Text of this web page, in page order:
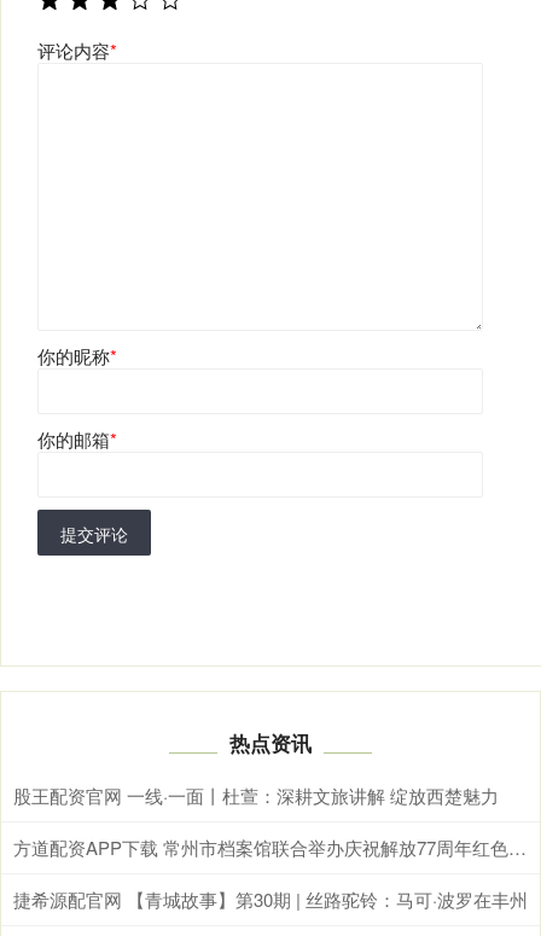
评论内容*
你的昵称*
你的邮箱*
提交评论
热点资讯
股王配资官网 一线·一面丨杜萱：深耕文旅讲解 绽放西楚魅力
方道配资APP下载 常州市档案馆联合举办庆祝解放77周年红色宣讲活动
捷希源配官网 【青城故事】第30期 | 丝路驼铃：马可·波罗在丰州